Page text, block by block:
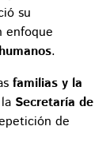
su
enfoque
.
familias y la
Secretaría de
de